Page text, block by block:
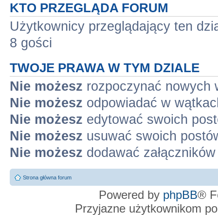
KTO PRZEGLĄDA FORUM
Użytkownicy przeglądający ten
8 gości
TWOJE PRAWA W TYM DZIALE
Nie możesz rozpoczynać nowych
Nie możesz odpowiadać w
Nie możesz edytować swoich
Nie możesz usuwać swoich
Nie możesz dodawać załączników
Strona główna forum
Powered by phpBB®
Przyjazne użytkownikom